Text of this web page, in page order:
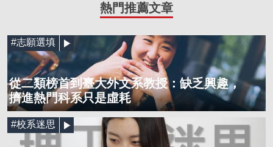
熱門推薦文章
從二類榜首到臺大外文系教授：缺乏興趣，
擠進熱門科系只是虛耗
#志願選填
#校系迷思